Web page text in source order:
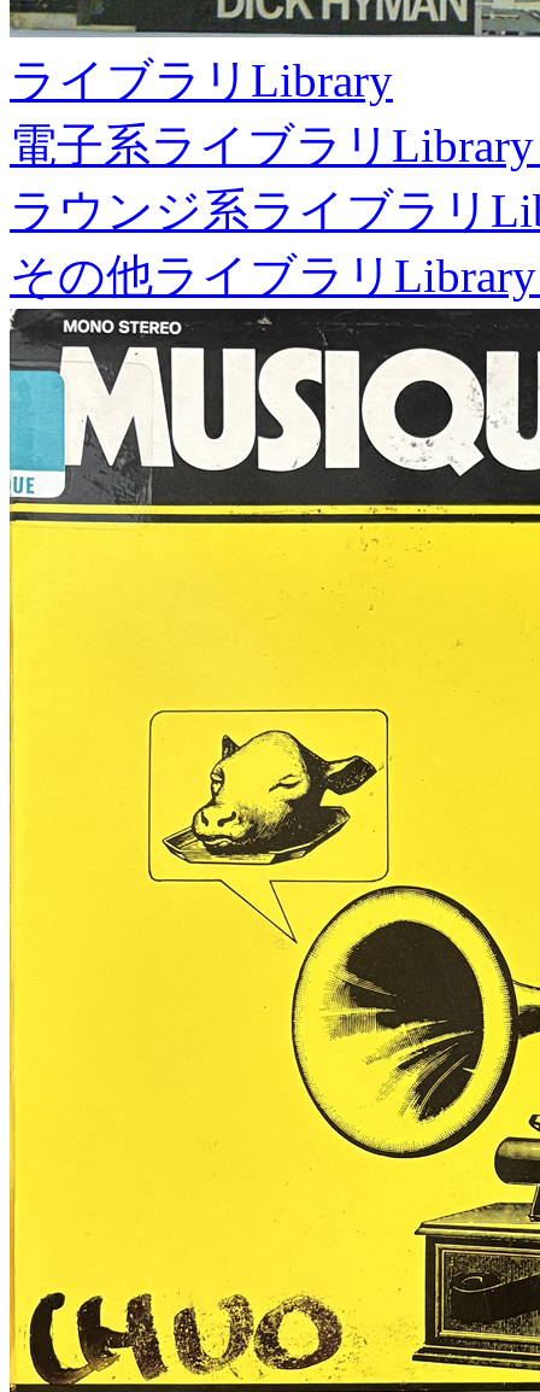
ライブラリ Library
電子系ライブラリ
ラウンジ系ライブラリ
その他ライブラリ